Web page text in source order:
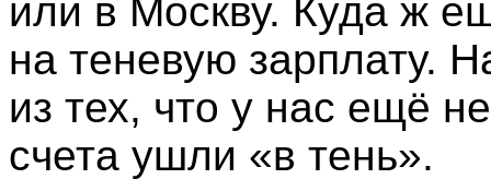
или в Москву. Куда ж
на теневую зарплату.
из тех, что у нас ещё
счета ушли «в тень».